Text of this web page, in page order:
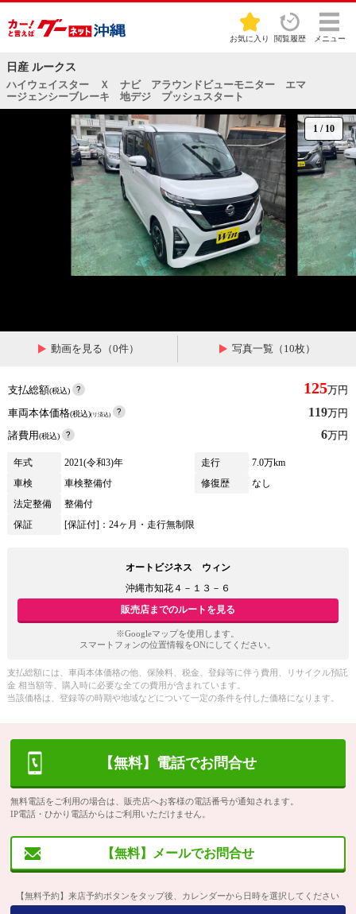
お気に入り 閲覧履歴 メニュー
日産 ルークス
ハイウェイスター Ｘ ナビ アラウンドビューモニター エマ
ージェンシーブレーキ 地デジ プッシュスタート
1 / 10
動画を見る（0件） 写真一覧（10枚）
支払総額(税込) 125万円
車両本体価格(税込)(リ済込) 119万円
諸費用(税込) 6万円
年式 2021(令和3)年 走行
7.0万km
車検
車検整備付 修復歴
なし
法定整備
整備付
保証
[保証付]：24ヶ月・走行無制限
オートビジネス ウィン
沖縄市知花４－１３－６
販売店までのルートを見る
※Googleマップを使用します。
スマートフォンの位置情報をONにしてください。
支払総額には、車両本体価格の他、保険料、税金、登録等に伴う費用、リサイクル預託
金 相当額等、購入時に必要な全ての費用が含まれています。
当該価格は、登録等の時期や地域などについて一定の条件を付した価格になります。
【無料】電話でお問合せ
無料電話をご利用の場合は、販売店へお客様の電話番号が通知されます。
IP電話・ひかり電話からはご利用いただけません。
【無料】メールでお問合せ
【無料予約】来店予約ボタンをタップ後、カレンダーから日時を選択してください